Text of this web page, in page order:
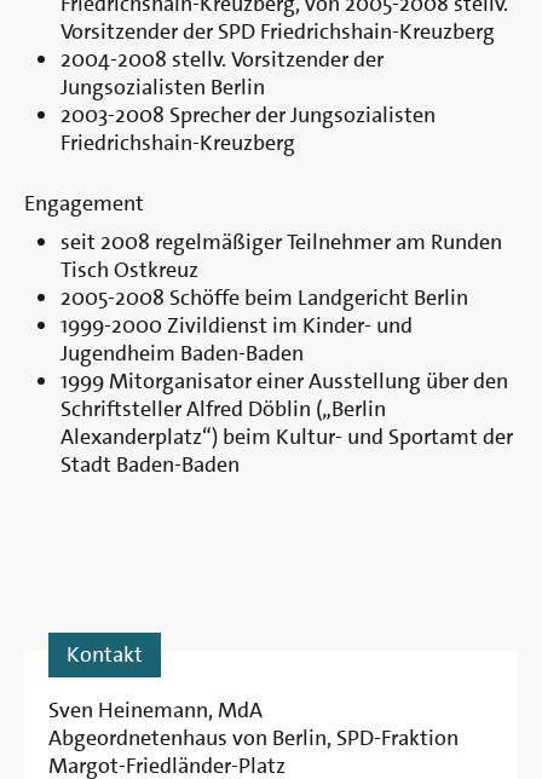
Vorsitzender der SPD Friedrichshain-Kreuzberg
2004-2008 stellv. Vorsitzender der
Jungsozialisten Berlin
2003-2008 Sprecher der Jungsozialisten
Friedrichshain-Kreuzberg
Engagement
seit 2008 regelmäßiger Teilnehmer am Runden
Tisch Ostkreuz
2005-2008 Schöffe beim Landgericht Berlin
1999-2000 Zivildienst im Kinder- und
Jugendheim Baden-Baden
1999 Mitorganisator einer Ausstellung über den
Schriftsteller Alfred Döblin („Berlin
Alexanderplatz“) beim Kultur- und Sportamt der
Stadt Baden-Baden
Kontakt
Sven Heinemann, MdA
Abgeordnetenhaus von Berlin, SPD-Fraktion
Margot-Friedländer-Platz